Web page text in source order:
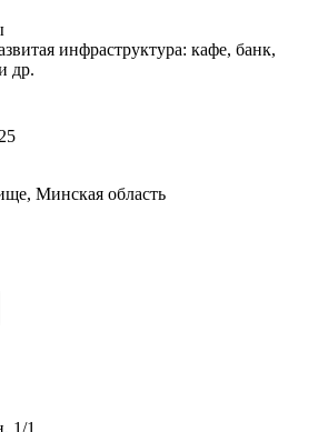
инфраструктура: кафе, банк,
др.
Минская область
1/1